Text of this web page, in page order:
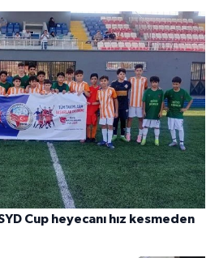
Cup heyecanı hız kesmeden